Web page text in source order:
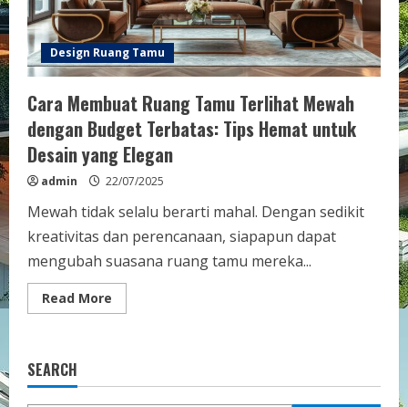
Design Ruang Tamu
Cara Membuat Ruang Tamu Terlihat Mewah
dengan Budget Terbatas: Tips Hemat untuk
Desain yang Elegan
admin 22/07/2025
Mewah tidak selalu berarti mahal. Dengan sedikit
kreativitas dan perencanaan, siapapun dapat
mengubah suasana ruang tamu mereka...
Read More
more
Terlihat
SEARCH